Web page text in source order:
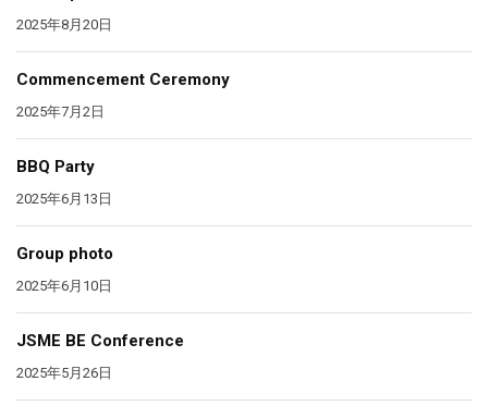
2025年8月20日
Commencement Ceremony
2025年7月2日
BBQ Party
2025年6月13日
Group photo
2025年6月10日
JSME BE Conference
2025年5月26日